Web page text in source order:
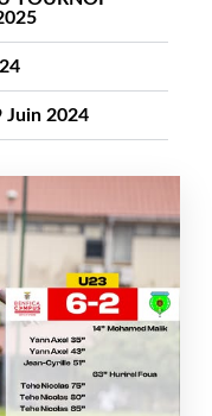
Juin 2024